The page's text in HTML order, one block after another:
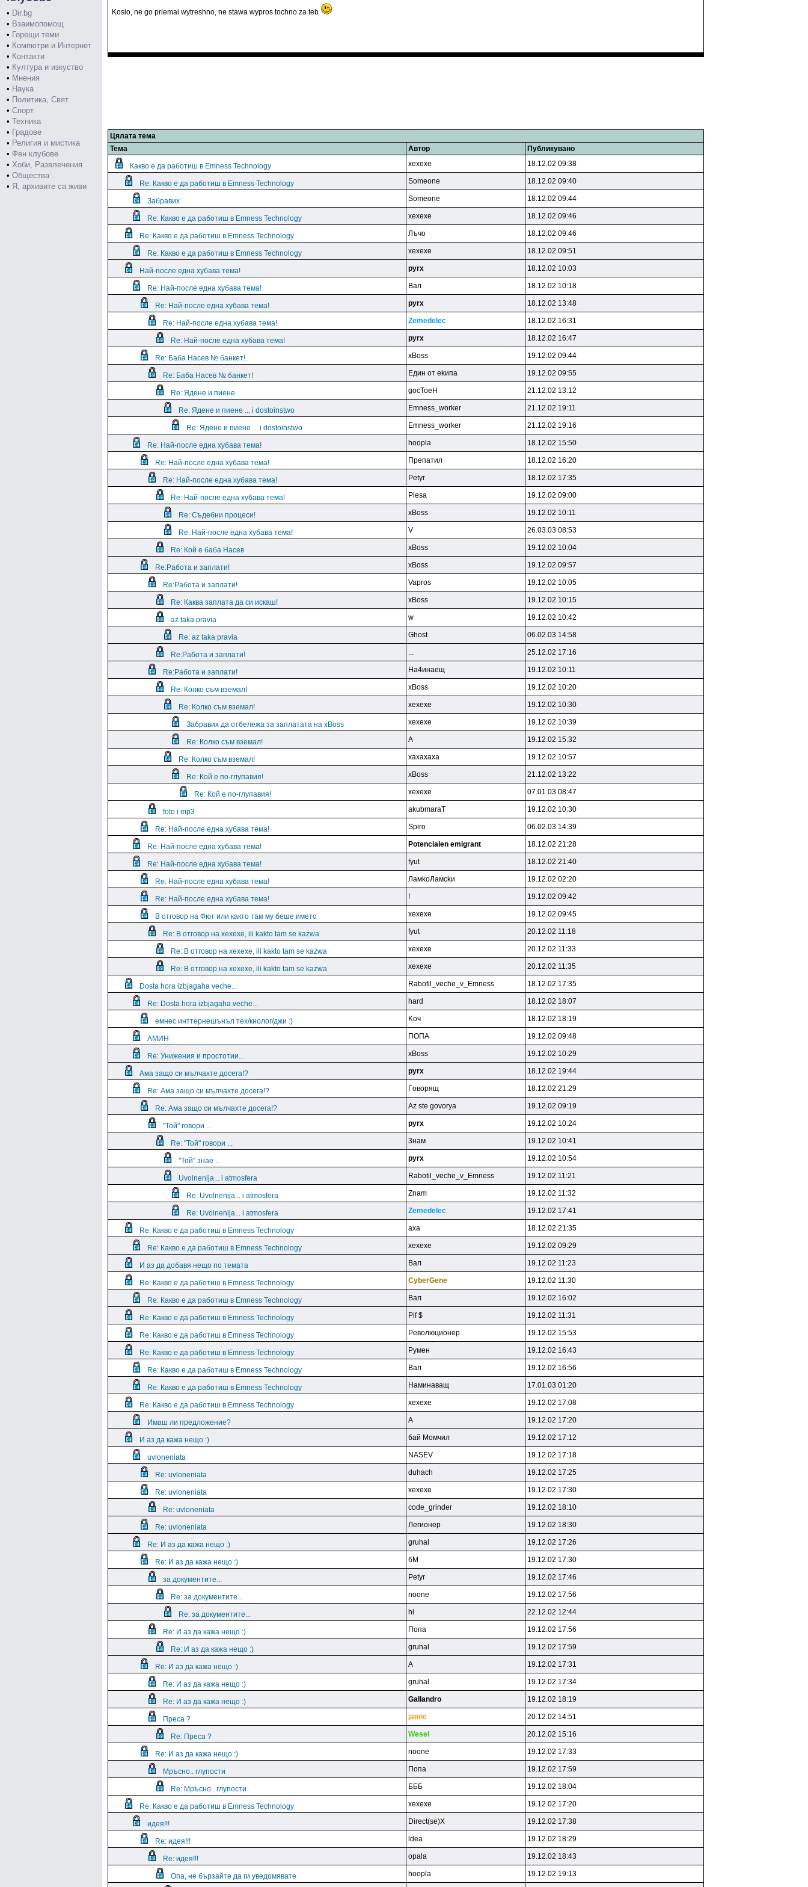
• Dir.bg
• Взаимопомощ
• Горещи теми
• Компютри и Интернет
• Контакти
• Култура и изкуство
• Мнения
• Наука
• Политика, Свят
• Спорт
• Техника
• Градове
• Религия и мистика
• Фен клубове
• Хоби, Развлечения
• Общества
• Я, архивите са живи
Kosio, ne go priemai wytreshno, ne stawa wypros tochno za teb
Цялата тема
Тема
Автор Публикувано
Какво е да работиш в Emness Technology xexexe 18.12.02 09:38
Re: Какво е да работиш в Emness Technology Someone 18.12.02 09:40
Забравих Someone 18.12.02 09:44
Re: Какво е да работиш в Emness Technology xexexe 18.12.02 09:46
Re: Какво е да работиш в Emness Technology Лъчo 18.12.02 09:46
Re: Какво е да работиш в Emness Technology xexexe 18.12.02 09:51
Най-после една хубава тема! pyrx 18.12.02 10:03
Re: Най-после една хубава тема! Baл 18.12.02 10:18
Re: Най-после една хубава тема! pyrx 18.12.02 13:48
Re: Най-после една хубава тема! Zemedelec 18.12.02 16:31
Re: Най-после една хубава тема! pyrx 18.12.02 16:47
Re: Баба Насев № банкет! xBoss 19.12.02 09:44
Re: Баба Насев № банкет! Eдин oт ekипa 19.12.02 09:55
Re: Ядене и пиене gocToeH 21.12.02 13:12
Re: Ядене и пиене ... i dostoinstwo Emness_worker 21.12.02 19:11
Re: Ядене и пиене ... i dostoinstwo Emness_worker 21.12.02 19:16
Re: Най-после една хубава тема! hoopla 18.12.02 15:50
Re: Най-после една хубава тема! Пpeпaтил 18.12.02 16:20
Re: Най-после една хубава тема! Petyr 18.12.02 17:35
Re: Най-после една хубава тема! Piesa 19.12.02 09:00
Re: Съдебни процеси! xBoss 19.12.02 10:11
Re: Най-после една хубава тема! V 26.03.03 08:53
Re: Кой е баба Насев xBoss 19.12.02 10:04
Re:Работа и заплати! xBoss 19.12.02 09:57
Re:Работа и заплати! Vapros 19.12.02 10:05
Re: Каква заплата да си искаш! xBoss 19.12.02 10:15
az taka pravia w 19.12.02 10:42
Re: az taka pravia Ghost 06.02.03 14:58
Re:Работа и заплати! ... 25.12.02 17:16
Re:Работа и заплати! Ha4инaeщ 19.12.02 10:11
Re: Колко съм вземал! xBoss 19.12.02 10:20
Re: Колко съм вземал! xexexe 19.12.02 10:30
Забравих да отбележа за заплатата на xBoss xexexe 19.12.02 10:39
Re: Колко съм вземал! A 19.12.02 15:32
Re: Колко съм вземал! xaxaxaxa 19.12.02 10:57
Re: Кой е по-глупавия! xBoss 21.12.02 13:22
Re: Кой е по-глупавия! xexexe 07.01.03 08:47
foto i mp3 akubmaraT 19.12.02 10:30
Re: Най-после една хубава тема! Spiro 06.02.03 14:39
Re: Най-после една хубава тема! Potencialen emigrant 18.12.02 21:28
Re: Най-после една хубава тема! fyut 18.12.02 21:40
Re: Най-после една хубава тема! ЛaмkoЛaмckи 19.12.02 02:20
Re: Най-после една хубава тема! ! 19.12.02 09:42
В отговор на Фют или както там му беше името xexexe 19.12.02 09:45
Re: В отговор на xexexe, ili kakto tam se kazwa fyut 20.12.02 11:18
Re: В отговор на xexexe, ili kakto tam se kazwa xexexe 20.12.02 11:33
Re: В отговор на xexexe, ili kakto tam se kazwa xexexe 20.12.02 11:35
Dosta hora izbjagaha veche... Rabotil_veche_v_Emness 18.12.02 17:35
Re: Dosta hora izbjagaha veche... hard 18.12.02 18:07
емнес инттернешънъл тех/кнолог/джи :) Koч 18.12.02 18:19
АМИН ПOПA 19.12.02 09:48
Re: Унижения и простотии... xBoss 19.12.02 10:29
Ама защо си мълчахте досега!? pyrx 18.12.02 19:44
Re: Ама защо си мълчахте досега!? Гoвopящ 18.12.02 21:29
Re: Ама защо си мълчахте досега!? Az ste govorya 19.12.02 09:19
"Той" говори ... pyrx 19.12.02 10:24
Re: "Той" говори ... 3нaм 19.12.02 10:41
"Той" знае ... pyrx 19.12.02 10:54
Uvolnenija... i atmosfera Rabotil_veche_v_Emness 19.12.02 11:21
Re: Uvolnenija... i atmosfera Znam 19.12.02 11:32
Re: Uvolnenija... i atmosfera Zemedelec 19.12.02 17:41
Re: Какво е да работиш в Emness Technology axa 18.12.02 21:35
Re: Какво е да работиш в Emness Technology xexexe 19.12.02 09:29
И аз да добавя нещо по темата Baл 19.12.02 11:23
Re: Какво е да работиш в Emness Technology CyberGene 19.12.02 11:30
Re: Какво е да работиш в Emness Technology Baл 19.12.02 16:02
Re: Какво е да работиш в Emness Technology Pif $ 19.12.02 11:31
Re: Какво е да работиш в Emness Technology Peвoлюциoнep 19.12.02 15:53
Re: Какво е да работиш в Emness Technology Pyмeн 19.12.02 16:43
Re: Какво е да работиш в Emness Technology Baл 19.12.02 16:56
Re: Какво е да работиш в Emness Technology Haминaвaщ 17.01.03 01:20
Re: Какво е да работиш в Emness Technology xexexe 19.12.02 17:08
Имаш ли предложение? A 19.12.02 17:20
И аз да кажа нещо :) бaй Moмчил 19.12.02 17:12
uvloneniata NASEV 19.12.02 17:18
Re: uvloneniata duhach 19.12.02 17:25
Re: uvloneniata xexexe 19.12.02 17:30
Re: uvloneniata code_grinder 19.12.02 18:10
Re: uvloneniata Лerиoнep 19.12.02 18:30
Re: И аз да кажа нещо :) gruhal 19.12.02 17:26
Re: И аз да кажа нещо :) бM 19.12.02 17:30
за документите... Petyr 19.12.02 17:46
Re: за документите... noone 19.12.02 17:56
Re: за документите... hi 22.12.02 12:44
Re: И аз да кажа нещо :) Пoпa 19.12.02 17:56
Re: И аз да кажа нещо :) gruhal 19.12.02 17:59
Re: И аз да кажа нещо :) A 19.12.02 17:31
Re: И аз да кажа нещо :) gruhal 19.12.02 17:34
Re: И аз да кажа нещо :) Gallandro 19.12.02 18:19
Преса ? jamie 20.12.02 14:51
Re: Преса ? Wesel 20.12.02 15:16
Re: И аз да кажа нещо :) noone 19.12.02 17:33
Мръсно.. глупости Пoпa 19.12.02 17:59
Re: Мръсно.. глупости БББ 19.12.02 18:04
Re: Какво е да работиш в Emness Technology xexexe 19.12.02 17:20
идея!!! Direct(se)X 19.12.02 17:38
Re: идея!!! ldea 19.12.02 18:29
Re: идея!!! opala 19.12.02 18:43
Опа, не бързайте да ги уведомявате hoopla 19.12.02 19:13